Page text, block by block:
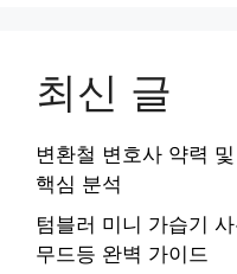
최신 글
변환철 변호사 약력
핵심 분석
텀블러 미니 가습기
무드등 완벽 가이드